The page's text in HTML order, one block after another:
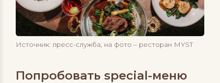
Источник: пресс-служба, на фото – ресторан MYST
Попробовать special-меню